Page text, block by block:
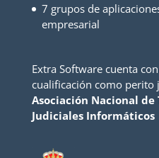
7 grupos de
empresarial
Extra Software cuenta
cualificación como
Asociación Nacional de
Judiciales Informáticos